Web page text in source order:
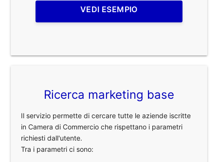
VEDI ESEMPIO
Ricerca marketing base
Il servizio permette di cercare tutte le aziende iscritte
in Camera di Commercio che rispettano i parametri
richiesti dall'utente.
Tra i parametri ci sono: